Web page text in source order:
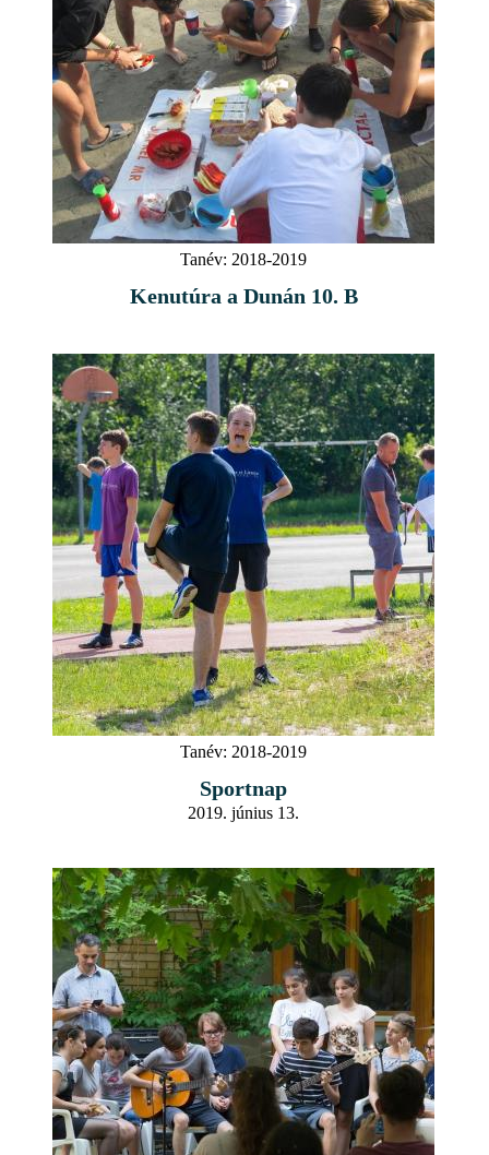
Tanév: 2018-2019
Kenutúra a Dunán 10. B
Tanév: 2018-2019
Sportnap
2019. június 13.